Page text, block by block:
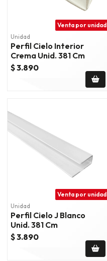
Venta por unidad
Unidad
Perfil Cielo Interior
Crema Unid. 381 Cm
$ 3.890
Venta por unidad
Unidad
Perfil Cielo J Blanco
Unid. 381 Cm
$ 3.890